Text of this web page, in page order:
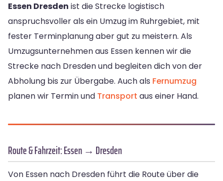
Essen Dresden ist die Strecke logistisch
anspruchsvoller als ein Umzug im Ruhrgebiet, mit
fester Terminplanung aber gut zu meistern. Als
Umzugsunternehmen aus Essen kennen wir die
Strecke nach Dresden und begleiten dich von der
Abholung bis zur Übergabe. Auch als Fernumzug
planen wir Termin und Transport aus einer Hand.
Route & Fahrzeit: Essen → Dresden
Von Essen nach Dresden führt die Route über die